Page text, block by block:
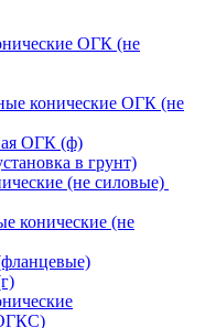
ОГК (не
конические ОГК (не
ОГК (ф)
в грунт)
(не силовые)
конические (не